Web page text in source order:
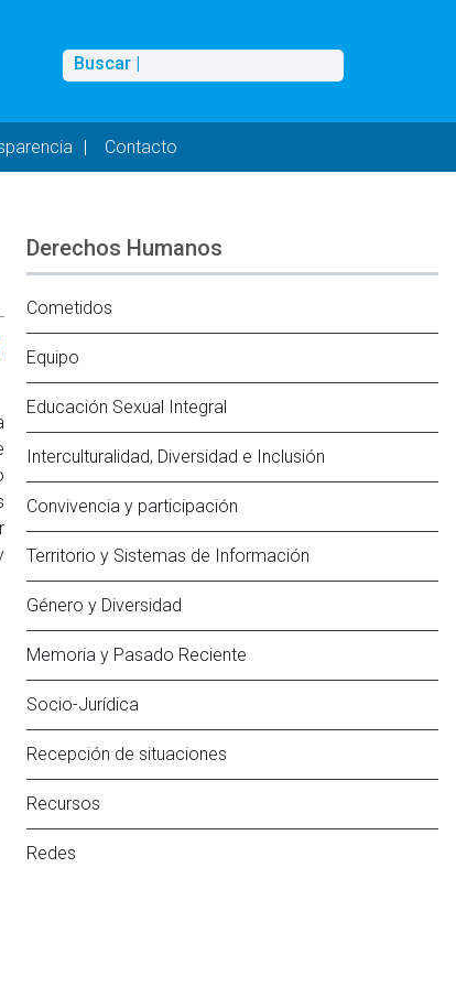
Buscar
Buscar |
Contacto
Derechos Humanos
Cometidos
Equipo
Educación Sexual Integral
Interculturalidad, Diversidad e Inclusión
Convivencia y participación
Territorio y Sistemas de Información
Género y Diversidad
Memoria y Pasado Reciente
Socio-Jurídica
Recepción de situaciones
Recursos
Redes